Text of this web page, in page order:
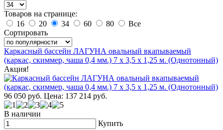
Товаров на странице:
16
20 34 60 80
Все
Сортировать
Каркасный бассейн ЛАГУНА овальный вкапываемый
(каркас, скиммер, чаша 0,4 мм.) 7 х 3,5 х 1,25 м. (Однотонный)
Акция!
96 050 руб. Цена: 137 214 руб.
В наличии
Купить